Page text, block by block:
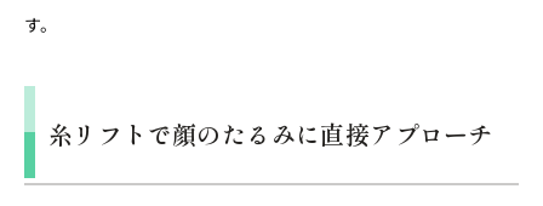
す。
糸リフトで顔のたるみに直接アプローチ